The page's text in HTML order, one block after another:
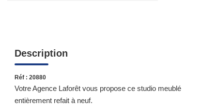
Description
Réf : 20880
Votre Agence Laforêt vous propose ce studio meublé
entièrement refait à neuf.